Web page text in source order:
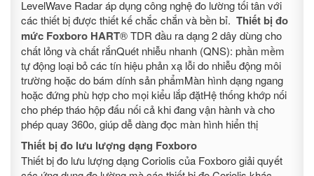
LevelWave Radar áp dụng công nghệ đo lường tối tân với
các thiết bị được thiết kế chắc chắn và bền bỉ. Thiết bị đo
mức Foxboro HART® TDR đầu ra dạng 2 dây dùng cho
chất lỏng và chất rắnQuét nhiễu nhanh (QNS): phần mềm
tự động loại bỏ các tín hiệu phản xạ lỗi do nhiễu động môi
trường hoặc do bám dính sản phẩmMàn hình dạng ngang
hoặc đứng phù hợp cho mọi kiểu lắp đặtHệ thống khớp nối
cho phép tháo hộp đấu nối cả khi đang vận hành và cho
phép quay 360o, giúp dễ dàng đọc màn hình hiển thị
Thiết bị đo lưu lượng dạng Foxboro
Thiết bị đo lưu lượng dạng Coriolis của Foxboro giải quyết